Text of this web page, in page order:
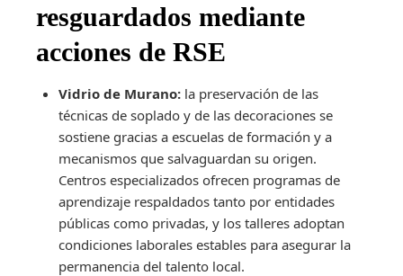
resguardados mediante
acciones de RSE
Vidrio de Murano: la preservación de las
técnicas de soplado y de las decoraciones se
sostiene gracias a escuelas de formación y a
mecanismos que salvaguardan su origen.
Centros especializados ofrecen programas de
aprendizaje respaldados tanto por entidades
públicas como privadas, y los talleres adoptan
condiciones laborales estables para asegurar la
permanencia del talento local.